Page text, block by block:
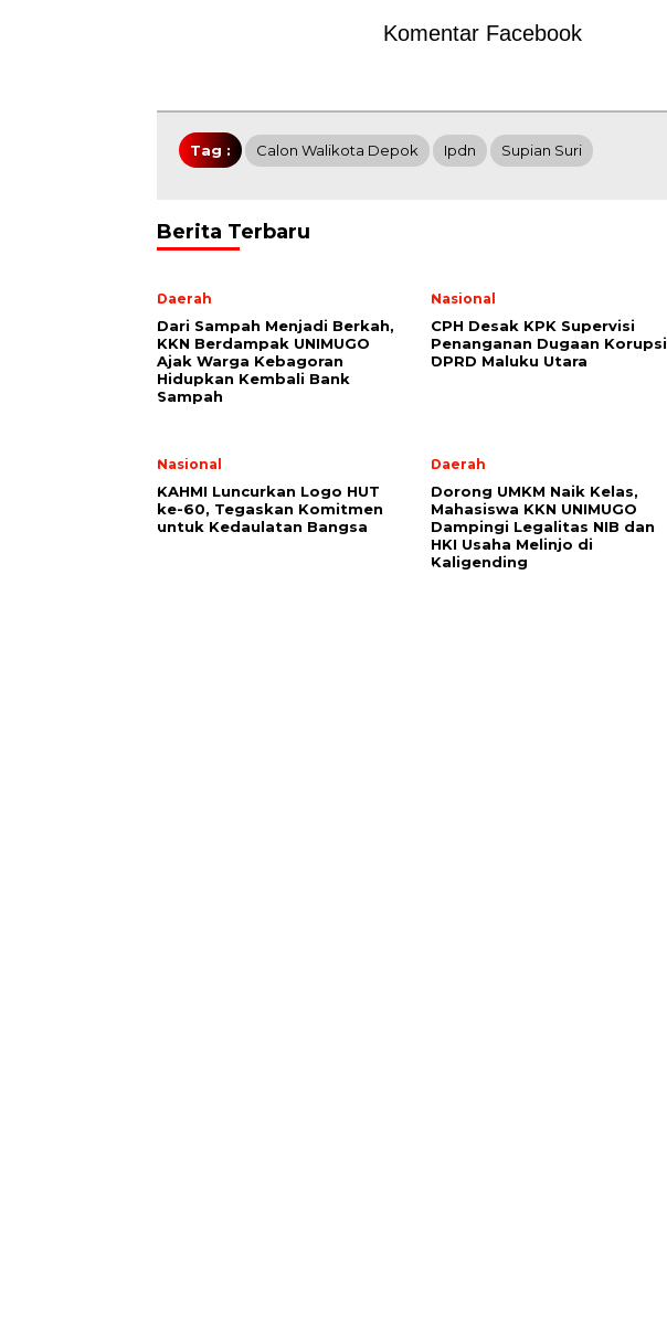
Komentar Facebook
Tag : Calon Walikota Depok Ipdn Supian Suri
Berita Terbaru
Daerah
Dari Sampah Menjadi Berkah,
KKN Berdampak UNIMUGO
Ajak Warga Kebagoran
Hidupkan Kembali Bank
Sampah
Nasional
CPH Desak KPK Supervisi
Penanganan Dugaan Korupsi
DPRD Maluku Utara
Nasional
KAHMI Luncurkan Logo HUT
ke-60, Tegaskan Komitmen
untuk Kedaulatan Bangsa
Daerah
Dorong UMKM Naik Kelas,
Mahasiswa KKN UNIMUGO
Dampingi Legalitas NIB dan
HKI Usaha Melinjo di
Kaligending